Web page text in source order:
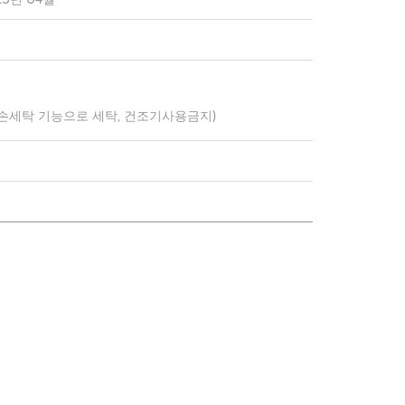
세탁 기능으로 세탁, 건조기사용금지)